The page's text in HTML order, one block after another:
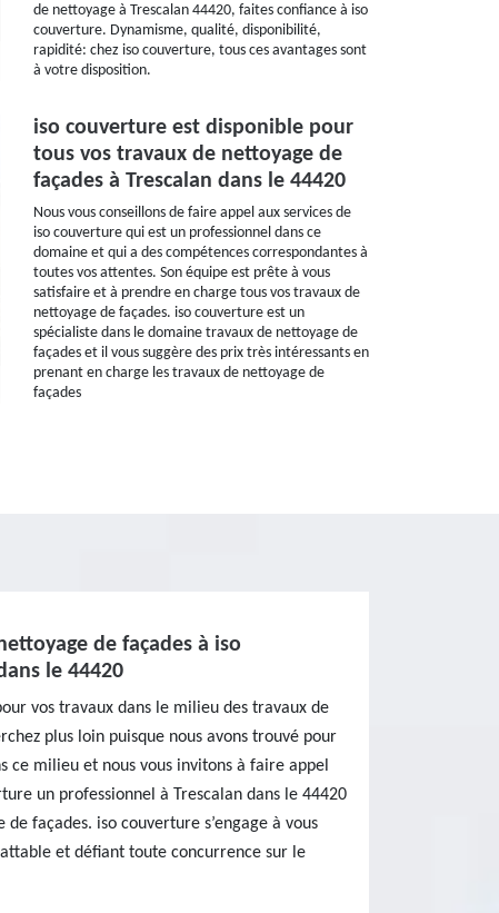
de nettoyage à Trescalan 44420, faites confiance à iso
couverture. Dynamisme, qualité, disponibilité,
rapidité: chez iso couverture, tous ces avantages sont
à votre disposition.
iso couverture est disponible pour
tous vos travaux de nettoyage de
façades à Trescalan dans le 44420
Nous vous conseillons de faire appel aux services de
iso couverture qui est un professionnel dans ce
domaine et qui a des compétences correspondantes à
toutes vos attentes. Son équipe est prête à vous
satisfaire et à prendre en charge tous vos travaux de
nettoyage de façades. iso couverture est un
spécialiste dans le domaine travaux de nettoyage de
façades et il vous suggère des prix très intéressants en
prenant en charge les travaux de nettoyage de
façades
de façades à iso
le 44420
vos travaux dans le milieu des travaux de
plus loin puisque nous avons trouvé pour
ce milieu et nous vous invitons à faire appel
un professionnel à Trescalan dans le 44420
façades. iso couverture s’engage à vous
et défiant toute concurrence sur le